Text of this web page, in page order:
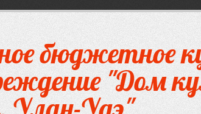
бюджетное
"Дом